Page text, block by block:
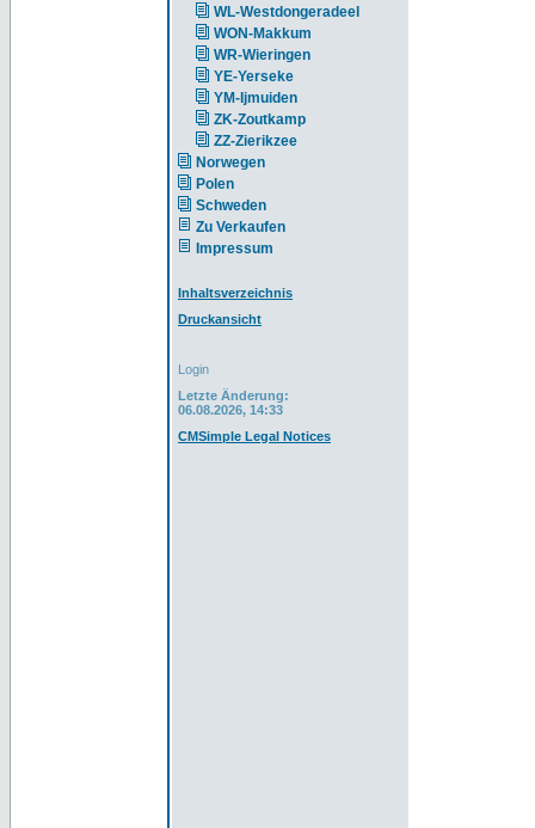
WL-Westdongeradeel
WON-Makkum
WR-Wieringen
YE-Yerseke
YM-Ijmuiden
ZK-Zoutkamp
ZZ-Zierikzee
Norwegen
Polen
Schweden
Zu Verkaufen
Impressum
Inhaltsverzeichnis
Druckansicht
Login
Letzte Änderung:
06.08.2026, 14:33
CMSimple Legal Notices